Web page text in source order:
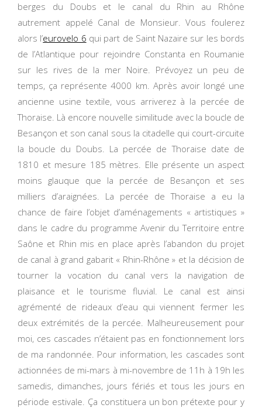
berges du Doubs et le canal du Rhin au Rhône
autrement appelé Canal de Monsieur. Vous foulerez
alors l’eurovelo 6 qui part de Saint Nazaire sur les bords
de l’Atlantique pour rejoindre Constanta en Roumanie
sur les rives de la mer Noire. Prévoyez un peu de
temps, ça représente 4000 km. Après avoir longé une
ancienne usine textile, vous arriverez à la percée de
Thoraise. Là encore nouvelle similitude avec la boucle de
Besançon et son canal sous la citadelle qui court-circuite
la boucle du Doubs. La percée de Thoraise date de
1810 et mesure 185 mètres. Elle présente un aspect
moins glauque que la percée de Besançon et ses
milliers d’araignées. La percée de Thoraise a eu la
chance de faire l’objet d’aménagements « artistiques »
dans le cadre du programme Avenir du Territoire entre
Saône et Rhin mis en place après l’abandon du projet
de canal à grand gabarit « Rhin-Rhône » et la décision de
tourner la vocation du canal vers la navigation de
plaisance et le tourisme fluvial. Le canal est ainsi
agrémenté de rideaux d’eau qui viennent fermer les
deux extrémités de la percée. Malheureusement pour
moi, ces cascades n’étaient pas en fonctionnement lors
de ma randonnée. Pour information, les cascades sont
actionnées de mi-mars à mi-novembre de 11h à 19h les
samedis, dimanches, jours fériés et tous les jours en
période estivale. Ça constituera un bon prétexte pour y